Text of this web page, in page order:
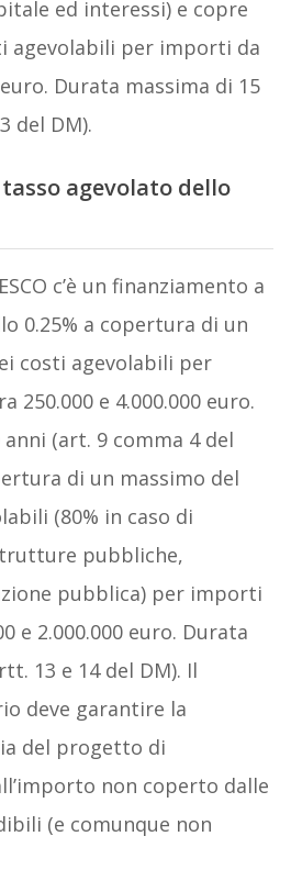
ed interessi) e copre
agevolabili per importi da
euro. Durata massima di 15
del DM).
agevolato dello
c’è un finanziamento a
0.25% a copertura di un
costi agevolabili per
e 4.000.000 euro.
(art. 9 comma 4 del
di un massimo del
(80% in caso di
pubbliche,
pubblica) per importi
e 2.000.000 euro. Durata
13 e 14 del DM). Il
deve garantire la
del progetto di
non coperto dalle
(e comunque non